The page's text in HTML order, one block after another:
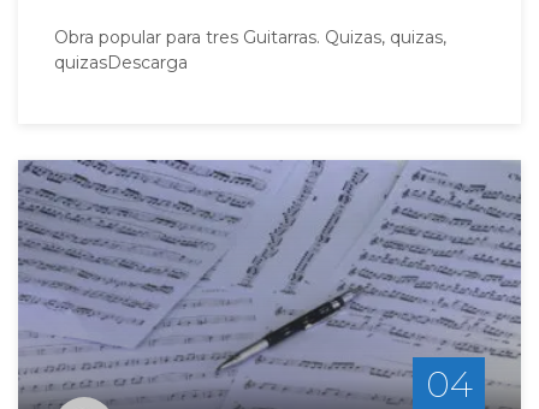
Obra popular para tres Guitarras. Quizas, quizas,
quizasDescarga
04